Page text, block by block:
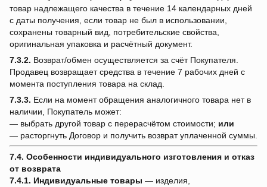
товар надлежащего качества в течение 14 календарных дней
с даты получения, если товар не был в использовании,
сохранены товарный вид, потребительские свойства,
оригинальная упаковка и расчётный документ.
7.3.2. Возврат/обмен осуществляется за счёт Покупателя.
Продавец возвращает средства в течение 7 рабочих дней с
момента поступления товара на склад.
7.3.3. Если на момент обращения аналогичного товара нет в
наличии, Покупатель может:
— выбрать другой товар с перерасчётом стоимости; или
— расторгнуть Договор и получить возврат уплаченной суммы.
7.4. Особенности индивидуального изготовления и отказ
от возврата
7.4.1. Индивидуальные товары — изделия,